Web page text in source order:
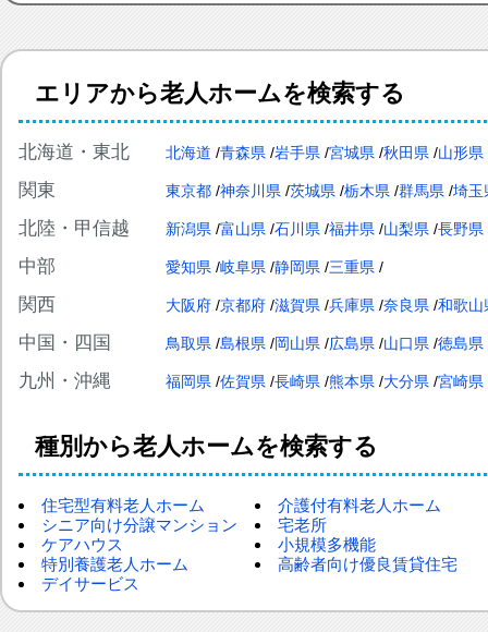
エリアから老人ホームを検索する
北海道・東北 北海道 青森県 岩手県 宮城県 秋田県 山形県
関東 東京都 神奈川県 茨城県 栃木県 群馬県 埼玉
北陸・甲信越 新潟県 富山県 石川県 福井県 山梨県 長野県
中部 愛知県 岐阜県 静岡県 三重県
関西 大阪府 京都府 滋賀県 兵庫県 奈良県 和歌山
中国・四国 鳥取県 島根県 岡山県 広島県 山口県 徳島県
九州・沖縄 福岡県 佐賀県 長崎県 熊本県 大分県 宮崎県
種別から老人ホームを検索する
住宅型有料老人ホーム
介護付有料老人ホーム
シニア向け分譲マンション
宅老所
ケアハウス
小規模多機能
特別養護老人ホーム
高齢者向け優良賃貸住宅
デイサービス